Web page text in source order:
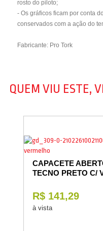
rosto do piloto;
- Os gráficos ficam por conta
conservados com a ação do
Fabricante: Pro Tork
QUEM VIU ESTE,
CAPACETE
TECNO PRETO C/
R$ 141,29
à vista